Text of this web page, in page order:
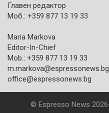
Главен редактор
Моб.: +359 877 13 19 33
Maria Markova
Editor-In-Chief
Mob.: +359 877 13 19 33
m.markova@espressonews.bg
office@espressonews.bg
© Espresso News